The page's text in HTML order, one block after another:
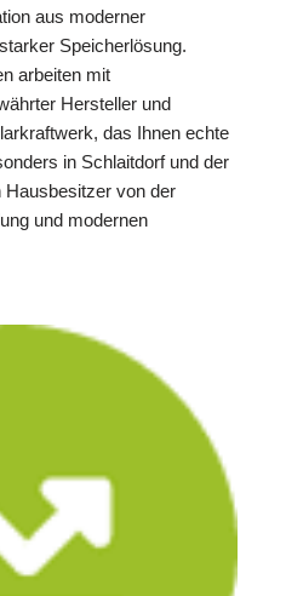
aus moderner
Speicherlösung.
arbeiten mit
Hersteller und
das Ihnen echte
in Schlaitdorf und der
Hausbesitzer von der
und modernen